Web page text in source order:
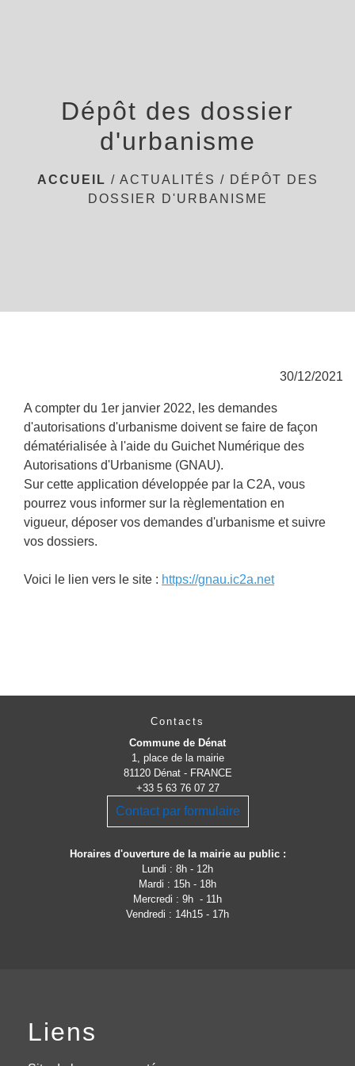
Dépôt des dossier
d'urbanisme
ACCUEIL / ACTUALITÉS / DÉPÔT DES
DOSSIER D'URBANISME
30/12/2021
A compter du 1er janvier 2022, les demandes
d'autorisations d'urbanisme doivent se faire de façon
dématérialisée à l'aide du Guichet Numérique des
Autorisations d'Urbanisme (GNAU).
Sur cette application développée par la C2A, vous
pourrez vous informer sur la règlementation en
vigueur, déposer vos demandes d'urbanisme et suivre
vos dossiers.
Voici le lien vers le site : https://gnau.ic2a.net
Contacts
Commune de Dénat
1, place de la mairie
81120 Dénat - FRANCE
+33 5 63 76 07 27
Contact par formulaire
Horaires d'ouverture de la mairie au public :
Lundi : 8h - 12h
Mardi : 15h - 18h
Mercredi : 9h - 11h
Vendredi : 14h15 - 17h
Liens